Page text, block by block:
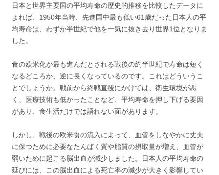
日本と世界主要国の平均寿命の歴史的推移を比較したデータに
よれば、1950年当時、先進国中最も低い61歳だった日本人の平
均寿命は、わずか半世紀で他を一気に抜き去り世界1位となりま
した。
食の欧米化が最も進んだとされる戦後の約半世紀で寿命は短く
なるどころか、逆に長くなっているのです。これはどういうこ
とでしょうか。戦前から終戦直後にかけては、衛生環境が悪
く、医療技術も低かったことなど、平均寿命を押し下げる要因
があり、食生活だけでは語れない面があります。
しかし、戦後の欧米食の流入によって、血管をしなやかに丈夫
に保つために必要なたんばく質や脂質の摂取量が増え、血管が
弱いために起こる脳出血が減少しました。日本人の平均寿命の
延びには、この脳出血による死亡率の減少が大きく影響してい